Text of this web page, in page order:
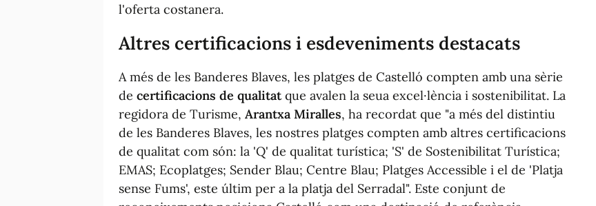
l'oferta costanera.
Altres certificacions i esdeveniments destacats
A més de les Banderes Blaves, les platges de Castelló compten amb una sèrie
de certificacions de qualitatque avalen la seua excel·lència i sostenibilitat. La
regidora de Turisme, Arantxa Miralles, ha recordat que "a més del distintiu
de les Banderes Blaves, les nostres platges compten amb altres certificacions
de qualitat com són: la 'Q' de qualitat turística; 'S' de Sostenibilitat Turística;
EMAS; Ecoplatges; Sender Blau; Centre Blau; Platges Accessible i el de 'Platja
sense Fums', este últim per a la platja del Serradal". Este conjunt de